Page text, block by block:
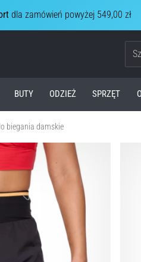
dla zamówień powyżej 549,00 zł
BUTY ODZIEŻ SPRZĘT
biegania damskie